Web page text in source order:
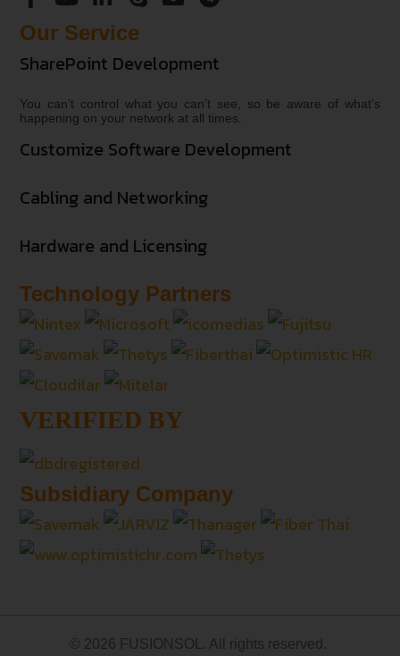
Our Service
SharePoint Development
You can’t control what you can’t see, so be aware of what’s
happening on your network at all times.
Customize Software Development
Cabling and Networking
Hardware and Licensing
Technology Partners
VERIFIED BY
Subsidiary Company
© 2026 FUSIONSOL. All rights reserved.